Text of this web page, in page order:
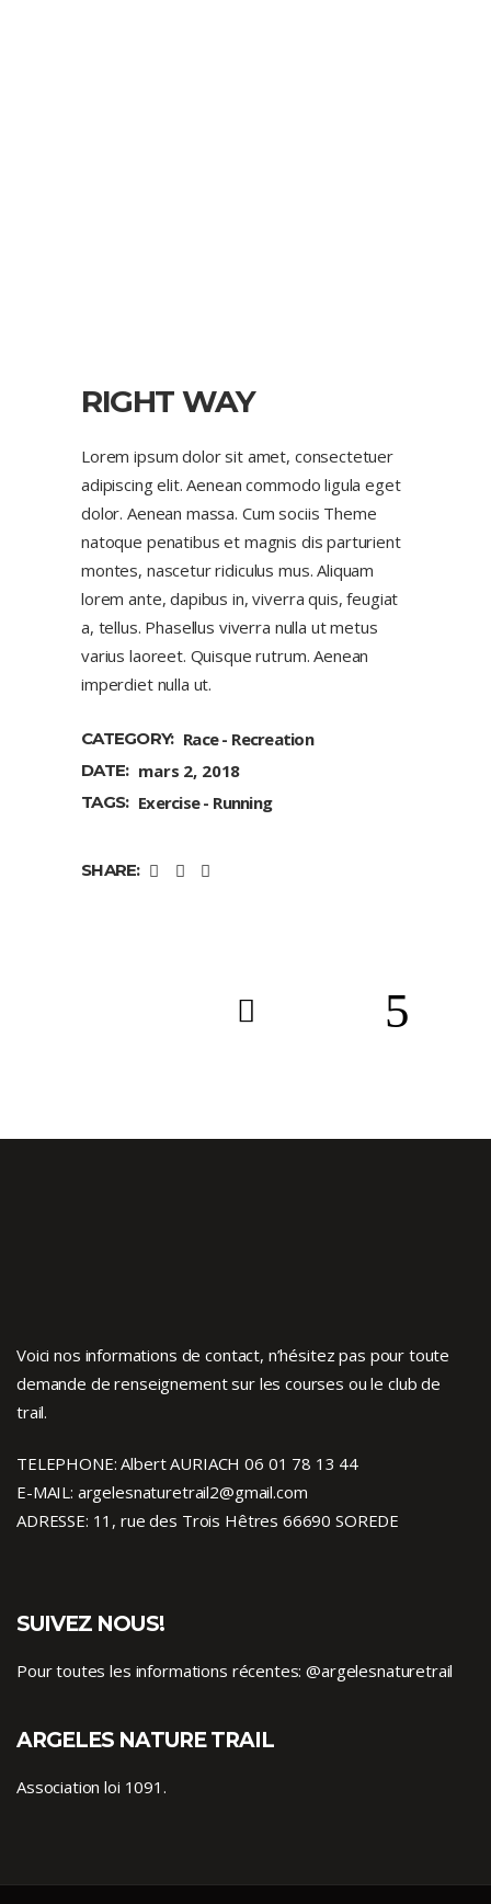
RIGHT WAY
Lorem ipsum dolor sit amet, consectetuer
adipiscing elit. Aenean commodo ligula eget
dolor. Aenean massa. Cum sociis Theme
natoque penatibus et magnis dis parturient
montes, nascetur ridiculus mus. Aliquam
lorem ante, dapibus in, viverra quis, feugiat
a, tellus. Phasellus viverra nulla ut metus
varius laoreet. Quisque rutrum. Aenean
imperdiet nulla ut.
CATEGORY: Race Recreation
DATE: mars 2, 2018
TAGS: Exercise Running
SHARE:
Voici nos informations de contact, n’hésitez pas pour toute
demande de renseignement sur les courses ou le club de
trail.
TELEPHONE: Albert AURIACH 06 01 78 13 44
E-MAIL: argelesnaturetrail2@gmail.com
ADRESSE: 11, rue des Trois Hêtres 66690 SOREDE
SUIVEZ NOUS!
Pour toutes les informations récentes:@argelesnaturetrail
ARGELES NATURE TRAIL
Association loi 1091.